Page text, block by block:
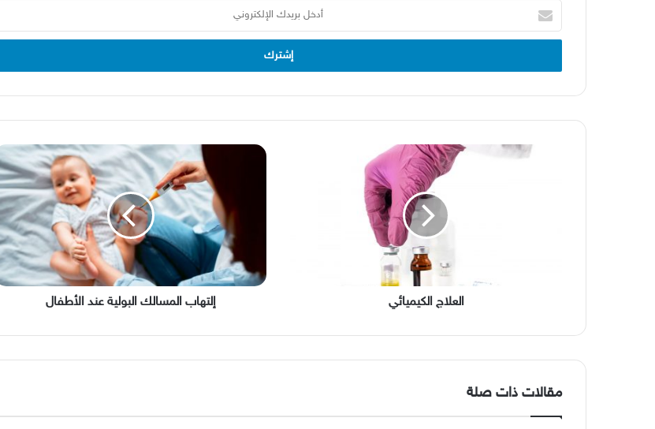
بريدك
الإلكتروني
العلاج الكيميائي
إلتهاب
إلتهاب المسالك البولية عند الأطفال
مقالات ذات صلة